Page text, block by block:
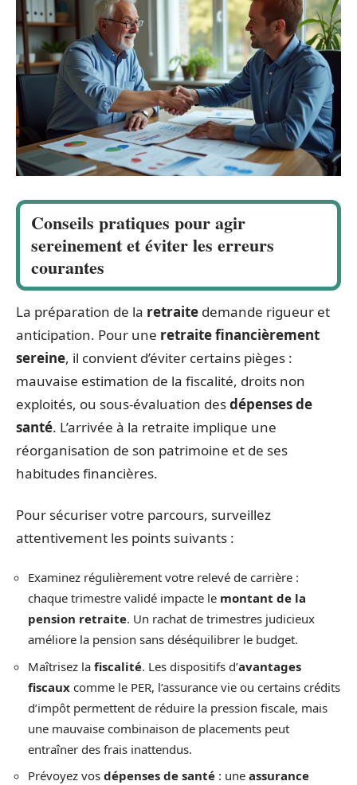
Conseils pratiques pour agir
sereinement et éviter les erreurs
courantes
La préparation de la retraite demande rigueur et
anticipation. Pour une retraite financièrement
sereine, il convient d’éviter certains pièges :
mauvaise estimation de la fiscalité, droits non
exploités, ou sous-évaluation desdépenses de
santé. L’arrivée à la retraite implique une
réorganisation de son patrimoine et de ses
habitudes financières.
Pour sécuriser votre parcours, surveillez
attentivement les points suivants :
Examinez régulièrement votre relevé de carrière :
chaque trimestre validé impacte le montant de la
pension retraite. Un rachat de trimestres judicieux
améliore la pension sans déséquilibrer le budget.
Maîtrisez la fiscalité. Les dispositifs d’avantages
fiscaux comme le PER, l’assurance vie ou certains crédits
d’impôt permettent de réduire la pression fiscale, mais
une mauvaise combinaison de placements peut
entraîner des frais inattendus.
Prévoyez vos dépenses de santé : une assurance